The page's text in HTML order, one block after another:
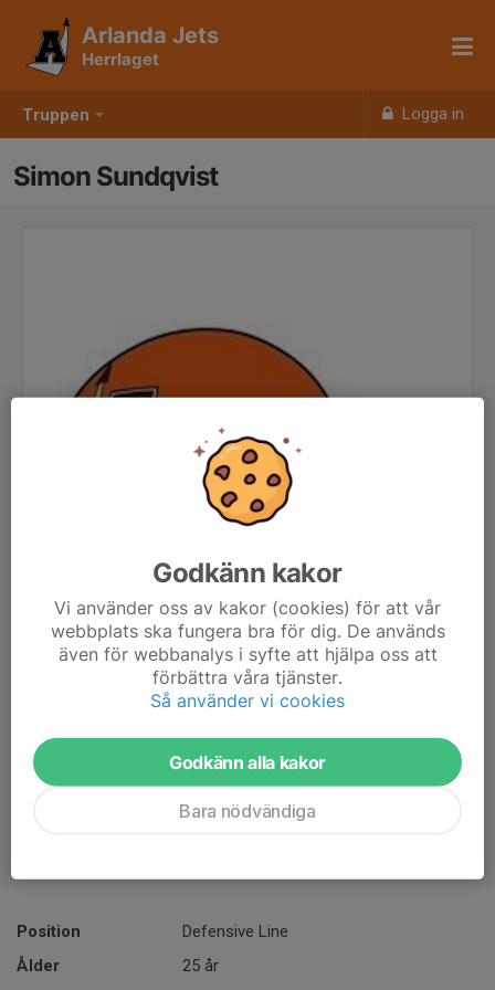
Truppen Logga in
Arlanda Jets
Herrlaget
Simon Sundqvist
Position
Defensive Line
Ålder
25 år
Godkänn kakor
Vi använder oss av kakor (cookies) för att vår
webbplats ska fungera bra för dig. De används
även för webbanalys i syfte att hjälpa oss att
förbättra våra tjänster.
Så använder vi cookies
Godkänn alla kakor
Bara nödvändiga